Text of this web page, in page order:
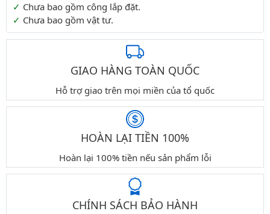
Chưa bao gồm công lắp đặt.
Chưa bao gồm vật tư.
GIAO HÀNG TOÀN QUỐC
Hỗ trợ giao trên mọi miền của tổ quốc
HOÀN LẠI TIỀN 100%
Hoàn lại 100% tiền nếu sản phẩm lỗi
CHÍNH SÁCH BẢO HÀNH